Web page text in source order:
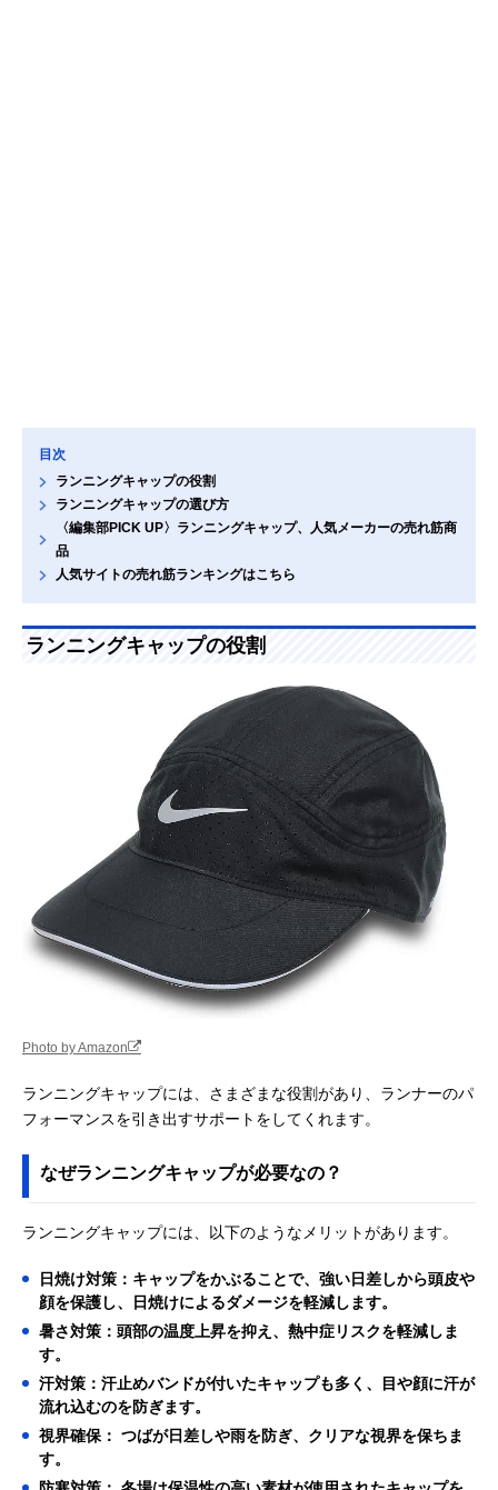
目次
ランニングキャップの役割
ランニングキャップの選び方
〈編集部PICK UP〉ランニングキャップ、人気メーカーの売れ筋商
品
人気サイトの売れ筋ランキングはこちら
ランニングキャップの役割
Photo by Amazon
ランニングキャップには、さまざまな役割があり、ランナーのパ
フォーマンスを引き出すサポートをしてくれます。
なぜランニングキャップが必要なの？
ランニングキャップには、以下のようなメリットがあります。
日焼け対策：キャップをかぶることで、強い日差しから頭皮や
顔を保護し、日焼けによるダメージを軽減します。
暑さ対策：頭部の温度上昇を抑え、熱中症リスクを軽減しま
す。
汗対策：汗止めバンドが付いたキャップも多く、目や顔に汗が
流れ込むのを防ぎます。
視界確保： つばが日差しや雨を防ぎ、クリアな視界を保ちま
す。